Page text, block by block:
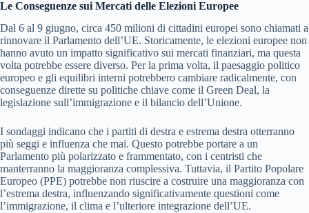
Le Conseguenze sui Mercati delle Elezioni Europee
Dal 6 al 9 giugno, circa 450 milioni di cittadini europei sono chiamati a
rinnovare il Parlamento dell’UE. Storicamente, le elezioni europee non
hanno avuto un impatto significativo sui mercati finanziari, ma questa
volta potrebbe essere diverso. Per la prima volta, il paesaggio politico
europeo e gli equilibri interni potrebbero cambiare radicalmente, con
conseguenze dirette su politiche chiave come il Green Deal, la
legislazione sull’immigrazione e il bilancio dell’Unione.
I sondaggi indicano che i partiti di destra e estrema destra otterranno
più seggi e influenza che mai. Questo potrebbe portare a un
Parlamento più polarizzato e frammentato, con i centristi che
manterranno la maggioranza complessiva. Tuttavia, il Partito Popolare
Europeo (PPE) potrebbe non riuscire a costruire una maggioranza con
l’estrema destra, influenzando significativamente questioni come
l’immigrazione, il clima e l’ulteriore integrazione dell’UE.